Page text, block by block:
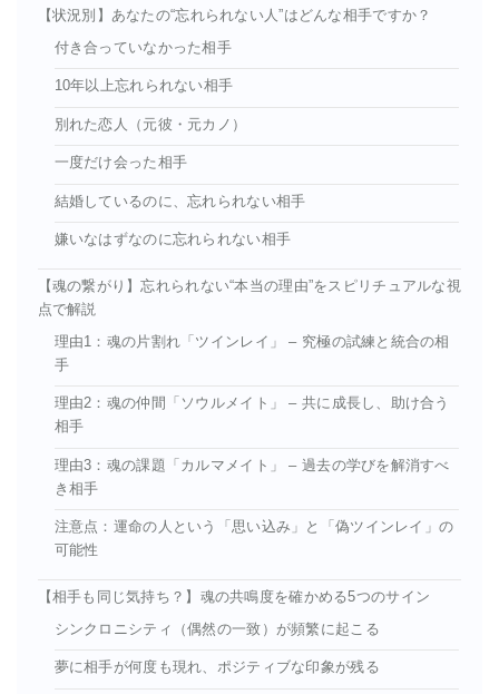
【状況別】あなたの“忘れられない人”はどんな相手ですか？
付き合っていなかった相手
10年以上忘れられない相手
別れた恋人（元彼・元カノ）
一度だけ会った相手
結婚しているのに、忘れられない相手
嫌いなはずなのに忘れられない相手
【魂の繋がり】忘れられない“本当の理由”をスピリチュアルな視
点で解説
理由1：魂の片割れ「ツインレイ」 – 究極の試練と統合の相
手
理由2：魂の仲間「ソウルメイト」 – 共に成長し、助け合う
相手
理由3：魂の課題「カルマメイト」 – 過去の学びを解消すべ
き相手
注意点：運命の人という「思い込み」と「偽ツインレイ」の
可能性
【相手も同じ気持ち？】魂の共鳴度を確かめる5つのサイン
シンクロニシティ（偶然の一致）が頻繁に起こる
夢に相手が何度も現れ、ポジティブな印象が残る